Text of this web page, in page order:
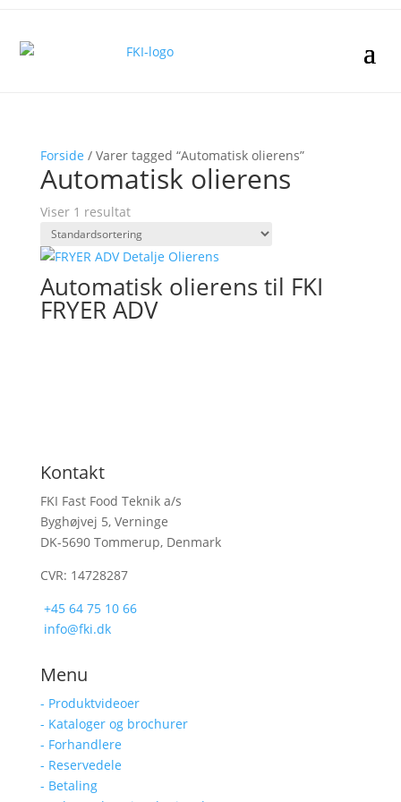
Forside / Varer tagged “Automatisk olierens”
Automatisk olierens
Viser 1 resultat
Automatisk olierens til FKI
FRYER ADV
Kontakt
FKI Fast Food Teknik a/s
Byghøjvej 5, Verninge
DK-5690 Tommerup, Denmark
CVR: 14728287
+45 64 75 10 66
info@fki.dk
Menu
- Produktvideoer
- Kataloger og brochurer
- Forhandlere
- Reservedele
- Betaling